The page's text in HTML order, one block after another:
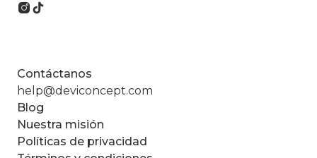
Contáctanos
help@deviconcept.com
Blog
Nuestra misión
Políticas de privacidad